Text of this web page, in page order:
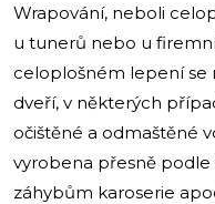
Wrapování, neboli
u tunerů nebo u
celoplošném lepení se
dveří, v některých
očištěné a odmaštěné
vyrobena přesně podle
záhybům karoserie